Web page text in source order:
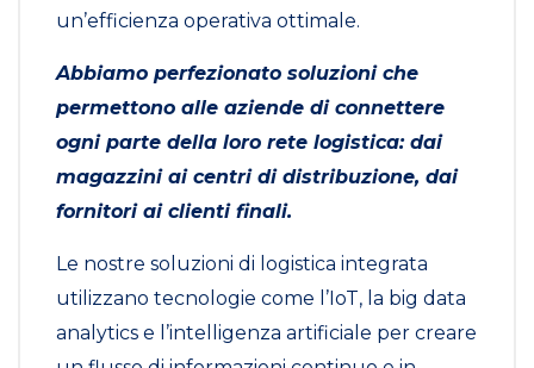
un’efficienza operativa ottimale.
Abbiamo perfezionato soluzioni che
permettono alle aziende di connettere
ogni parte della loro rete logistica: dai
magazzini ai centri di distribuzione, dai
fornitori ai clienti finali.
Le nostre soluzioni di logistica integrata
utilizzano tecnologie come l’IoT, la big data
analytics e l’intelligenza artificiale per creare